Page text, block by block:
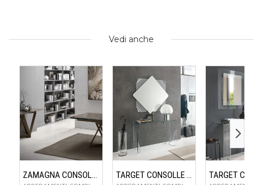
Vedi anche
ZAMAGNA CONSOLLE FLAME TARGET CONSOLLE LYNX